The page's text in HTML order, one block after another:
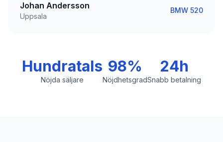
Johan Andersson
Uppsala
BMW 520
Hundratals
Nöjda säljare
98%
Nöjdhetsgrad
24h
Snabb betalning